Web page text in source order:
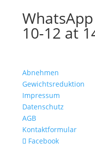
10-12 at
Abnehmen
Gewichtsreduktion
Impressum
Datenschutz
AGB
Kontaktformular
Facebook